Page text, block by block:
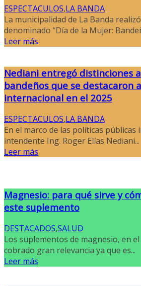
ESPECTACULOS,LA BANDA
La municipalidad de La Banda
denominado “Día de la Mujer:
Leer más
Nediani entregó distinciones
bandeños que se destacaron
internacional en el 2025
ESPECTACULOS,LA BANDA
En el marco de las políticas públicas
intendente Ing. Roger Elías Nediani...
Leer más
Magnesio: para qué sirve y
este suplemento
DESTACADOS,SALUD
Los suplementos de magnesio, en
cobrado gran relevancia ya que es...
Leer más